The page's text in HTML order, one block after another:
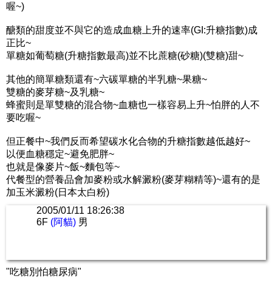
喔~)
醣類的甜度並不與它的造成血糖上升的速率(GI:升糖指數)成
正比~
單糖如葡萄糖(升糖指數最高)並不比蔗糖(砂糖)(雙糖)甜~
其他的簡單糖類還有~六碳單糖的半乳糖~果糖~
雙糖的麥芽糖~及乳糖~
蜂蜜則是單雙糖的混合物~血糖也一樣容易上升~怕胖的人不
要吃喔~
但正餐中~我們反而希望碳水化合物的升糖指數越低越好~
以便血糖穩定~避免肥胖~
也就是像麥片~飯~麵包等~
代餐型的營養品會加麥粉或水解澱粉(麥芽糊精等)~還有的是
加玉米澱粉(日本太白粉)
2005/01/11 18:26:38
6F (阿貓) 男
"吃糖別怕糖尿病"